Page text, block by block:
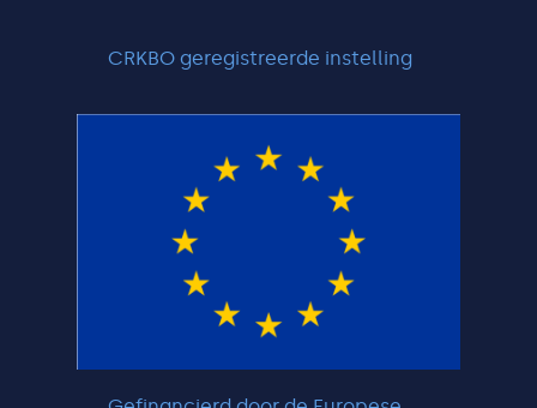
CRKBO geregistreerde instelling